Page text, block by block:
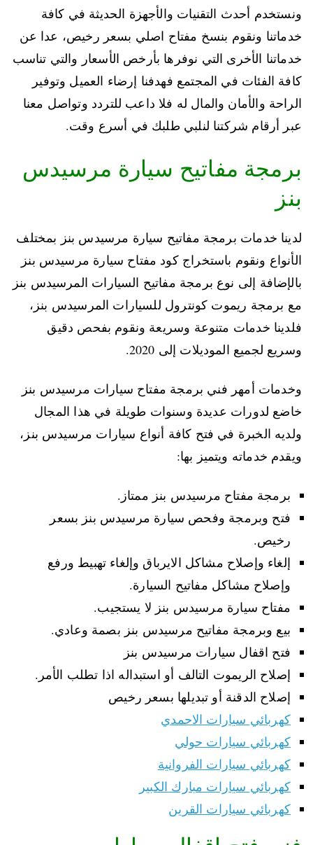
ونستخدم أحدث التقنيات والأجهزة الحديثة في كافة
خدماتنا ونقوم بنسخ مفتاح اصلي بسعر رخيص، عدا عن
خدماتنا الأخرى التي نوفرها بأرخص الأسعار والتي تناسب
كافة الفئات في المجتمع فهدفنا إرضاء العميل وتوفير
الراحة والأمان والمال له فلا داعب للتردد وتواصل معنا
عبر أرقام شركتنا لنلبي طلبك في أسرع وقت.
برمجة مفاتيح سيارة مرسيدس
بنز
لدينا خدمات برمجة مفاتيح سيارة مرسيدس بنز بمختلف
الأنواع ونقوم باستخراج كود مفتاح سيارة مرسيدس بنز
بالإضافة إلى نوع برمجة مفاتيح السيارات المرسيدس بنز
مع برمجة ريموت كونترول للسيارات المرسيدس بنز،
فلدينا خدمات متنوعة وسريعة ونقوم بفحص دقيق
وسريع لجميع الموديلات إلى 2020.
وخدمات أمهر فني برمجة مفتاح سيارات مرسيدس بنز
خاضع لدورات عديدة وسنوات طويلة في هذا المجال
ولديه الخبرة في فتح كافة أنواع سيارات مرسيدس بنز،
ويقدم خدماته ويتميز بها:
برمجة مفتاح مرسيدس بنز ممتاز.
فتح وبرمجة وفحص سيارة مرسيدس بنز بسعر
رخيص.
إلغاء وإصلاح مشاكل الايرباق وإلغاء تهبيط ورفع
وإصلاح مشاكل مفاتيح السيارة.
مفتاح سيارة مرسيدس بنز لا يستجيب.
بيع وبرمجة مفاتيح مرسيدس بنز بصمة وعادي.
فتح اقفال سيارات مرسيدس بنز
إصلاح الريموت التالف أو استبداله اذا تطلب الأمر.
إصلاح الدقنة أو تبديلها بسعر رخيص
كهربائي سيارات الاحمدي
كهربائي سيارات حولي
كهربائي سيارات الفروانية
كهربائي سيارات مبارك الكبير
كهربائي سيارات القرين